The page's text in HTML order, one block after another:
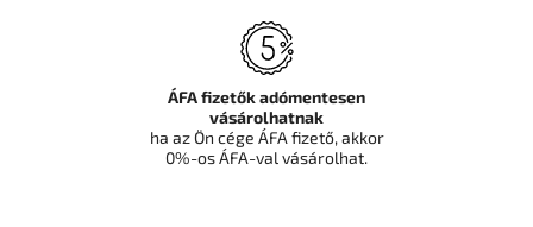
ÁFA fizetők adómentesen
vásárolhatnak
ha az Ön cége ÁFA fizető, akkor
0%-os ÁFA-val vásárolhat.